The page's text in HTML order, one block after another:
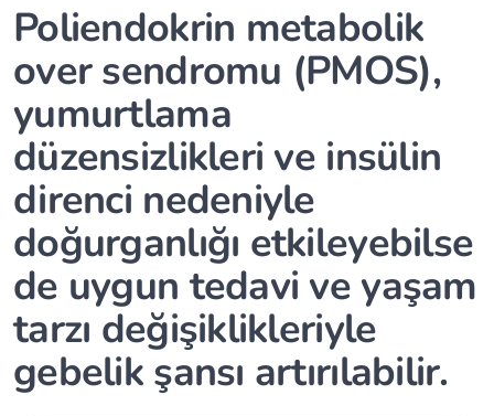
Poliendokrin metabolik
over sendromu (PMOS),
yumurtlama
düzensizlikleri ve insülin
direnci nedeniyle
doğurganlığı etkileyebilse
de uygun tedavi ve yaşam
tarzı değişiklikleriyle
gebelik şansı artırılabilir.